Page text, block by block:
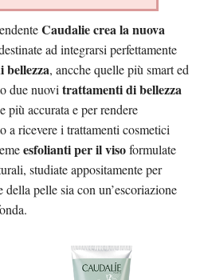
Caudalie crea la nuova
ad integrarsi perfettamente
bellezza, ancche quelle più smart ed
due nuovi trattamenti di bellezza
più accurata e per rendere
a ricevere i trattamenti cosmetici
esfolianti per il visoformulate
studiate appositamente per
della pelle sia con un’escoriazione